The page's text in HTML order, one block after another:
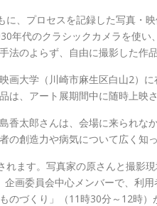
、プロセスを記録した写真・
年代のクラシックカメラを使
法のよらず、自由に撮影した作
画大学（川崎市麻生区白山2）
は、アート展期間中に随時上映さ
香太郎さんは、会場に来られ
の創造力や病気について広く知
れます。写真家の原さんと撮影
画委員会中心メンバーで、利
のづくり」（11時30分～12時）